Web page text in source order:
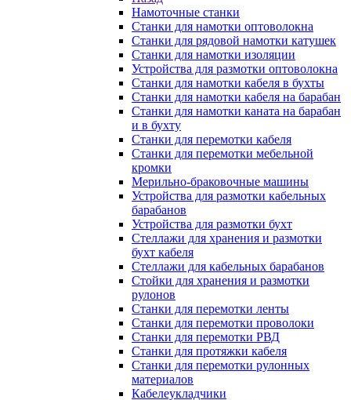
Намоточные станки
Станки для намотки оптоволокна
Станки для рядовой намотки катушек
Станки для намотки изоляции
Устройства для размотки оптоволокна
Станки для намотки кабеля в бухты
Станки для намотки кабеля на барабан
Станки для намотки каната на барабан
и в бухту
Станки для перемотки кабеля
Станки для перемотки мебельной
кромки
Мерильно-браковочные машины
Устройства для размотки кабельных
барабанов
Устройства для размотки бухт
Стеллажи для хранения и размотки
бухт кабеля
Стеллажи для кабельных барабанов
Стойки для хранения и размотки
рулонов
Станки для перемотки ленты
Станки для перемотки проволоки
Станки для перемотки РВД
Станки для протяжки кабеля
Станки для перемотки рулонных
материалов
Кабелеукладчики